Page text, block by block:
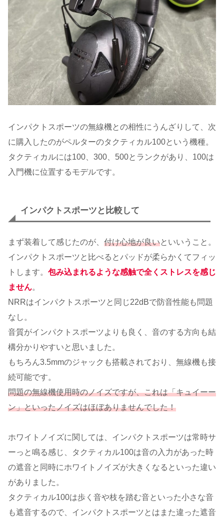
インパクトスポーツの無線機との相性にうんざりして、次
に購入したのがペルターのタクティカル100という機種。
タクティカルには100、300、500とランクがあり、100は
入門機に位置するモデルです。
インパクトスポーツと比較して
まず装着して感じたのが、 付け心地が良いといいうこと。
インパクトスポーツと比べるとパッドが柔らかくてフィッ
トします。 包み込まれるような感触で全くストレスを感じ
ません。
NRRはインパクトスポーツと同じ22dBで防音性能も問題
なし。
音質がインパクトスポーツよりも良く、音のする方向も結
構分かりやすいと思いました。
もちろん3.5mmのジャックも搭載されており、無線機も接
続可能です。
問題の無線機使用時のノイズですが、これは「キュイーー
ン」といったノイズはほぼありませんでした！
ホワイトノイズに関しては、インパクトスポーツは常時サ
ーっと鳴る感じ、タクティカル100は音の入力があった時
の遮音と同時にホワイトノイズが大きくなるといった違い
がありました。
タクティカル100は歩く音や枝を踏む音といった小さな音
も遮音するので、インパクトスポーツとはまた違った遮音